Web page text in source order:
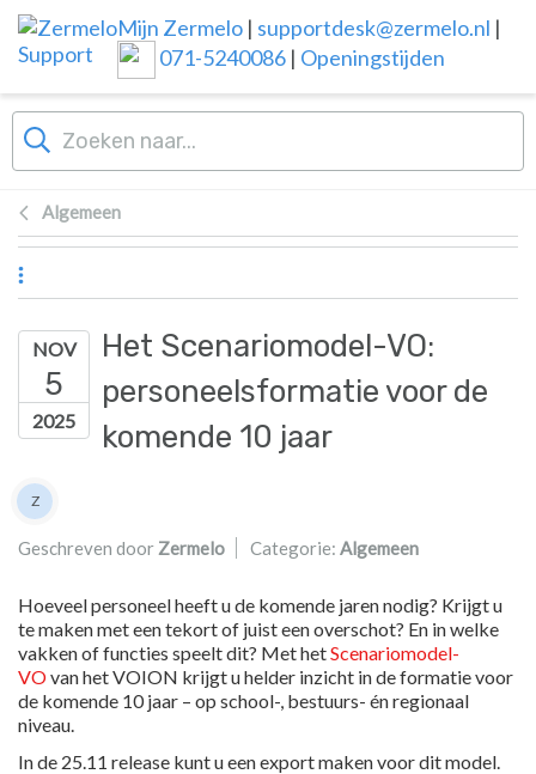
Overslaan naar hoofdinhoud
Mijn Zermelo | supportdesk@zermelo.nl |
071-5240086 | Openingstijden
Algemeen
NOV
5
2025
Het Scenariomodel-VO:
personeelsformatie voor de
komende 10 jaar
Lijst van auteurs
Z
Geschreven door Zermelo Categorie: Algemeen
Hoeveel personeel heeft u de komende jaren nodig? Krijgt u
te maken met een tekort of juist een overschot? En in welke
vakken of functies speelt dit? Met hetScenariomodel-
VOvan het VOION krijgt u helder inzicht in de formatie voor
de komende 10 jaar – op school-, bestuurs- én regionaal
niveau.
In de 25.11 release kunt u een export maken voor dit model.